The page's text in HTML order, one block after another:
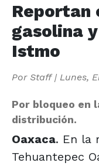
Reportan
gasolina
Istmo
Por Staff| Lunes,
Por bloqueo en
distribución.
Oaxaca. En la
Tehuantepec